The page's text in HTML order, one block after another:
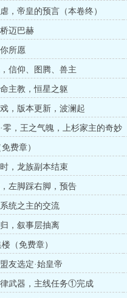
，帝皇的预言（本卷终）
迈巴赫
所愿
信仰、图腾、兽主
主教，恒星之躯
，版本更新，波澜起
零，王之气魄，上杉家主的奇妙
费章）
，龙族副本结束
左脚踩右脚，预告
统之主的交流
，叙事层抽离
（免费章）
友选定·始皇帝
武器，主线任务①完成